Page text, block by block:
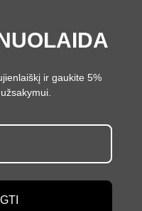
ir gaukite 5%